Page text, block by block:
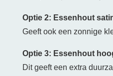
Optie 2: Essenhout
Geeft ook een zonnige
Optie 3: Essenhout
Dit geeft een extra